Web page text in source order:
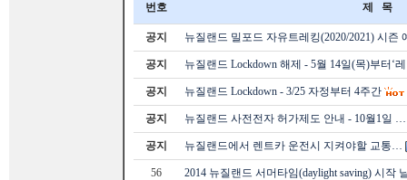
번호 제 목
공지 뉴질랜드 밀포드 자유트레킹(2020/2021) 시즌
공지 뉴질랜드 Lockdown 해제 - 5월 14일(목)부터‘
공지 뉴질랜드 Lockdown - 3/25 자정부터 4주간
공지 뉴질랜드 사전전자 허가제도 안내 - 10월1일 …
공지 뉴질랜드에서 렌트카 운전시 지켜야할 교통…
56 2014 뉴질랜드 서머타임(daylight saving) 시작